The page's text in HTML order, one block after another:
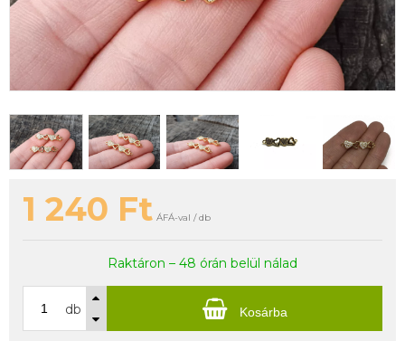
1 240 Ft ÁFÁ-val / db
Raktáron – 48 órán belül nálad
db Kosárba